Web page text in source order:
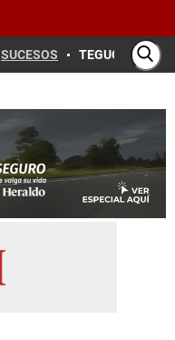
SUCESOS TEGUCIGALPA